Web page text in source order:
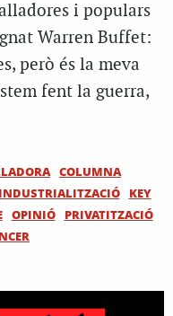
i populars
Warren Buffet:
però és la meva
fent la guerra,
COLUMNA
INDUSTRIALITZACIÓ
KEY
OPINIÓ
PRIVATITZACIÓ